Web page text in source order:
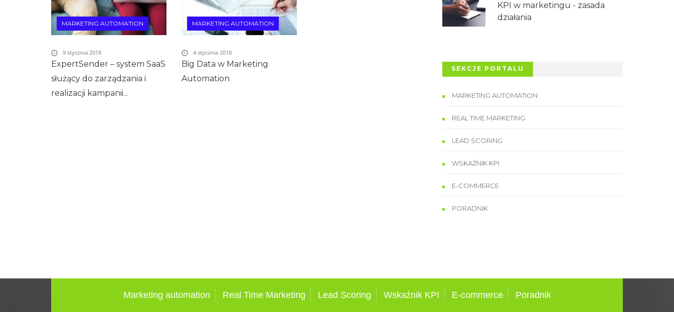
MARKETING AUTOMATION
ExpertSender – system SaaS
służący do zarządzania i
realizacji kampanii...
9 stycznia 2018
MARKETING AUTOMATION
Big Data w Marketing
Automation
4 stycznia 2018
KPI w marketingu - zasada
działania
SEKCJE PORTALU
MARKETING AUTOMATION
REAL TIME MARKETING
LEAD SCORING
WSKAŹNIK KPI
E-COMMERCE
PORADNIK
Marketing automation Real Time Marketing Lead Scoring Wskaźnik KPI E-commerce Poradnik